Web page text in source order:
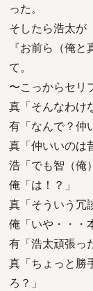
った。
そしたら浩太が
『お前ら（俺
て。
〜こっからセリ
真「そんなわけ
有「なんで？仲
真「仲いいのは
浩「でも智（俺
俺「は！？」
真「そういう冗
俺「いや・・・
有「浩太頑張っ
真「ちょっと勝
ろ？」